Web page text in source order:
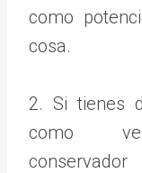
como
cosa.
2. Si tienes
como